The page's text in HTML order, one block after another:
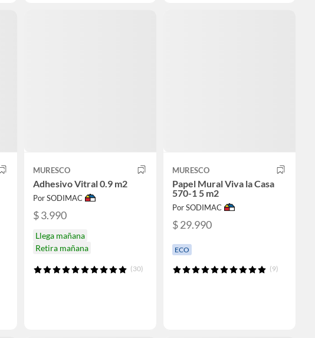
MURESCO
Adhesivo Vitral 0.9 m2
Por SODIMAC
$ 3.990
Llega mañana
Retira mañana
(30)
MURESCO
Papel Mural Viva la Casa
570-1 5 m2
Por SODIMAC
$ 29.990
ECO
(9)